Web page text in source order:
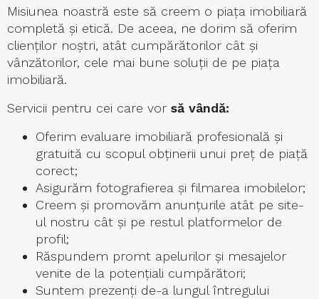
Misiunea noastră este să creem o piaţa imobiliară
completă şi etică. De aceea, ne dorim să oferim
clienţilor noştri, atât cumpărătorilor cât şi
vânzătorilor, cele mai bune soluţii de pe piaţa
imobiliară.
Servicii pentru cei care vor să vândă:
Oferim evaluare imobiliară profesională şi
gratuită cu scopul obţinerii unui preţ de piaţă
corect;
Asigurăm fotografierea şi filmarea imobilelor;
Creem şi promovăm anunțurile atât pe site-
ul nostru cât și pe restul platformelor de
profil;
Răspundem promt apelurilor şi mesajelor
venite de la potenţiali cumpărători;
Suntem prezenţi de-a lungul întregului